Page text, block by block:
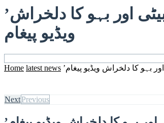
’خدا کی قسم والد کا خون حشر تک انکا پیچھا کریگا’، ہنیہ کی شہادت پر بیٹی اور بہو کا دلخراش
ویڈیو پیغام
Home latest news بہو کا دلخراش ویڈیو پیغام
NextPrevious